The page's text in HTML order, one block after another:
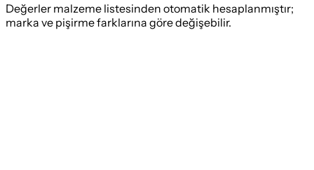
Değerler malzeme listesinden otomatik hesaplanmıştır;
marka ve pişirme farklarına göre değişebilir.